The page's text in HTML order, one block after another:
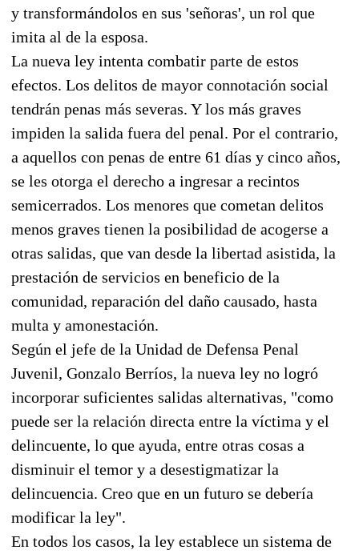
y transformándolos en sus 'señoras', un rol que
imita al de la esposa.
La nueva ley intenta combatir parte de estos
efectos. Los delitos de mayor connotación social
tendrán penas más severas. Y los más graves
impiden la salida fuera del penal. Por el contrario,
a aquellos con penas de entre 61 días y cinco años,
se les otorga el derecho a ingresar a recintos
semicerrados. Los menores que cometan delitos
menos graves tienen la posibilidad de acogerse a
otras salidas, que van desde la libertad asistida, la
prestación de servicios en beneficio de la
comunidad, reparación del daño causado, hasta
multa y amonestación.
Según el jefe de la Unidad de Defensa Penal
Juvenil, Gonzalo Berríos, la nueva ley no logró
incorporar suficientes salidas alternativas, "como
puede ser la relación directa entre la víctima y el
delincuente, lo que ayuda, entre otras cosas a
disminuir el temor y a desestigmatizar la
delincuencia. Creo que en un futuro se debería
modificar la ley".
En todos los casos, la ley establece un sistema de